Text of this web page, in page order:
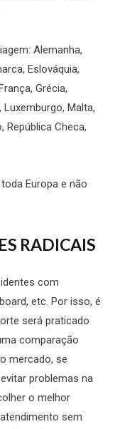
Alemanha,
Eslováquia,
Grécia,
Luxemburgo, Malta,
República Checa,
Europa e não
RADICAIS
com
etc. Por isso, é
será praticado
comparação
mercado, se
problemas na
o melhor
sem